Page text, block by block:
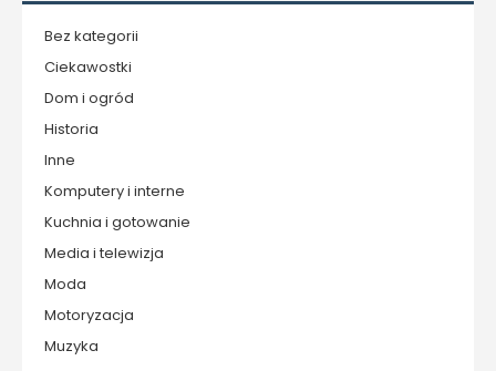
Bez kategorii
Ciekawostki
Dom i ogród
Historia
Inne
Komputery i interne
Kuchnia i gotowanie
Media i telewizja
Moda
Motoryzacja
Muzyka